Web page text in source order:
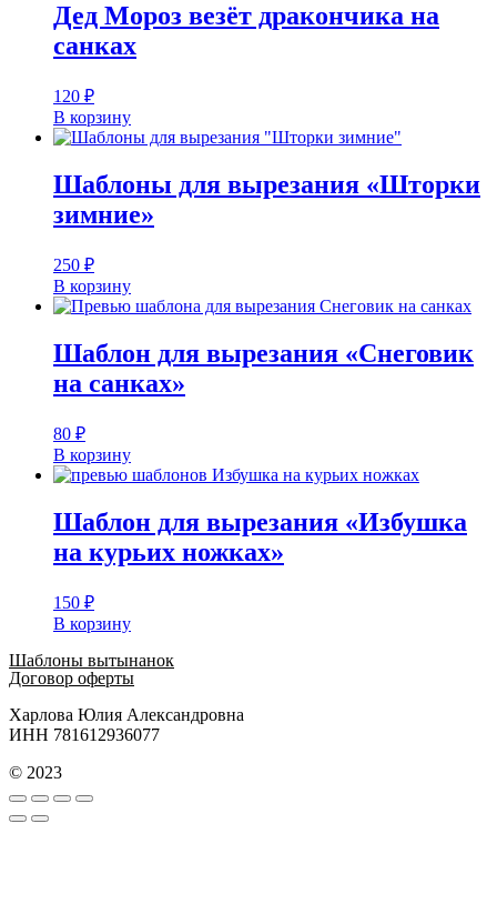
Дед Мороз везёт дракончика на
санках
120 ₽
В корзину
Шаблоны для вырезания «Шторки
зимние»
250 ₽
В корзину
Шаблон для вырезания «Снеговик
на санках»
80 ₽
В корзину
Шаблон для вырезания «Избушка
на курьих ножках»
150 ₽
В корзину
Шаблоны вытынанок
Договор оферты
Харлова Юлия Александровна
ИНН 781612936077
© 2023